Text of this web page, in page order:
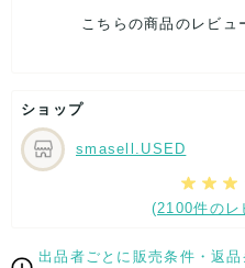
部分的に少々ダメージはござ
[状態追記]表面にキズが多数有り
【 サイズ・容量 】
W約24cm x H約19cmx D約
【 商品札 】
こちらの商品のレビュ
ショップ
smasell.USED
(2100件のレ
出品者ごとに販売条件・返